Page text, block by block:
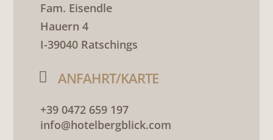
Fam. Eisendle
Hauern 4
I-39040 Ratschings
 ANFAHRT/KARTE
+39 0472 659 197
info@hotelbergblick.com